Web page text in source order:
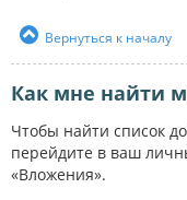
Вернуться к началу
Как мне найти
Чтобы найти список
перейдите в ваш
«Вложения».